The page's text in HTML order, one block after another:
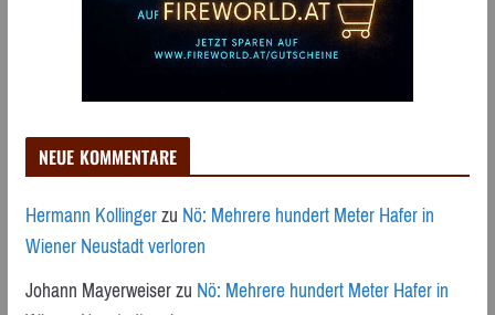
NEUE KOMMENTARE
Hermann KollingerzuNö: Mehrere hundert Meter Hafer in
Wiener Neustadt verloren
Johann MayerweiserzuNö: Mehrere hundert Meter Hafer in